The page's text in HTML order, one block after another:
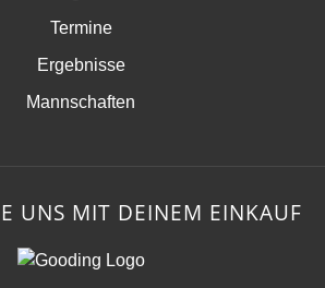
Termine
Ergebnisse
Mannschaften
UNS MIT DEINEM EINKAUF